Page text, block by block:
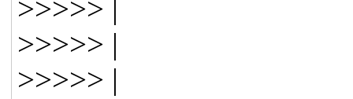
>>>>> |
>>>>> |
>>>>> |